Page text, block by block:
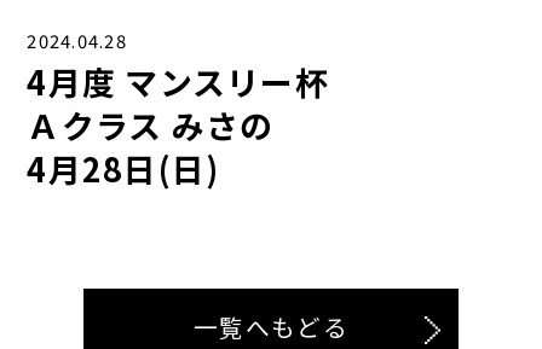
2024.04.28
4月度 マンスリー杯
Ａクラス みさの
4月28日(日)
一覧へもどる